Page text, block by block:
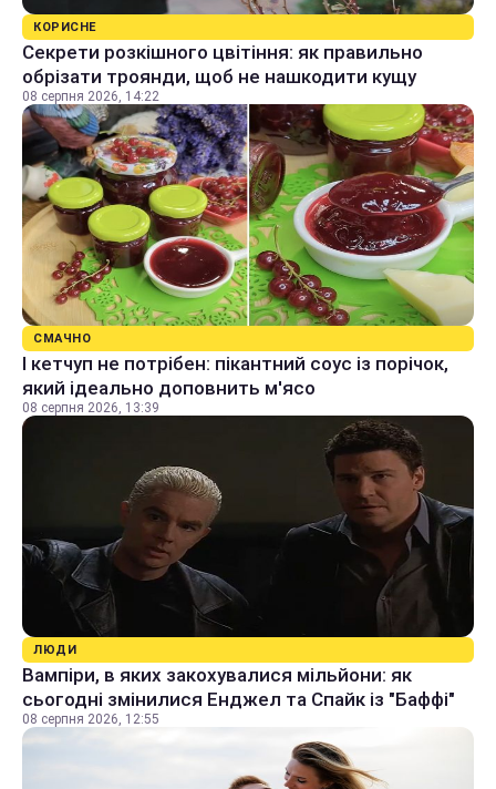
КОРИСНЕ
Секрети розкішного цвітіння: як правильно
обрізати троянди, щоб не нашкодити кущу
08 серпня 2026, 14:22
СМАЧНО
І кетчуп не потрібен: пікантний соус із порічок,
який ідеально доповнить м'ясо
08 серпня 2026, 13:39
ЛЮДИ
Вампіри, в яких закохувалися мільйони: як
сьогодні змінилися Енджел та Спайк із "Баффі"
08 серпня 2026, 12:55